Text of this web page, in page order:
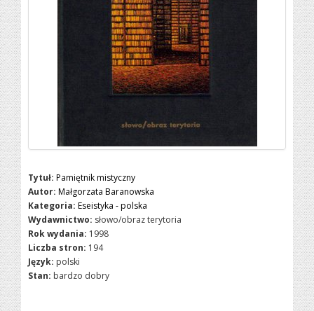
Tytuł: Pamiętnik mistyczny
Autor: Małgorzata Baranowska
Kategoria: Eseistyka - polska
Wydawnictwo: słowo/obraz terytoria
Rok wydania: 1998
Liczba stron: 194
Język: polski
Stan: bardzo dobry